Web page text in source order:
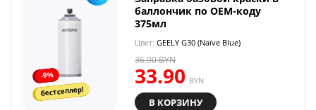
-9%
бестселлер!
баллончик по OEM-коду
375мл
Цвет: GEELY G30 (Naïve Blue)
33.90 BYN
36.90BYN
В КОРЗИНУ